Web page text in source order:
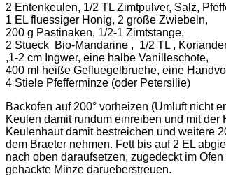
2 Entenkeulen, 1/2 TL Zimtpulver, Salz,
1 EL fluessiger Honig, 2 große Zwiebeln,
200 g Pastinaken, 1/2-1 Zimtstange,
2 Stueck Bio-Mandarine , 1/2 TL ,
,1-2 cm Ingwer, eine halbe Vanilleschote,
400 ml heiße Gefluegelbruehe, eine
4 Stiele Pfefferminze (oder Petersilie)
Backofen auf 200° vorheizen (Umluft nicht
Keulen damit rundum einreiben und mit
Keulenhaut damit bestreichen und weitere
dem Braeter nehmen. Fett bis auf 2 EL
nach oben daraufsetzen, zugedeckt im
gehackte Minze darueberstreuen.